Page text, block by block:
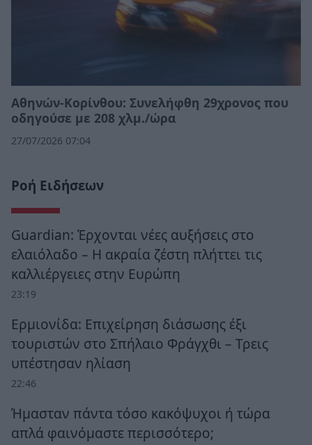
Αθηνών-Κορίνθου: Συνελήφθη 29χρονος που
οδηγούσε με 208 χλμ./ώρα
27/07/2026 07:04
Ροή Ειδήσεων
Guardian: Έρχονται νέες αυξήσεις στο
ελαιόλαδο – Η ακραία ζέστη πλήττει τις
καλλιέργειες στην Ευρώπη
23:19
Ερμιονίδα: Επιχείρηση διάσωσης έξι
τουριστών στο Σπήλαιο Φράγχθι – Τρεις
υπέστησαν ηλίαση
22:46
Ήμασταν πάντα τόσο κακόψυχοι ή τώρα
απλά φαινόμαστε περισσότερο;